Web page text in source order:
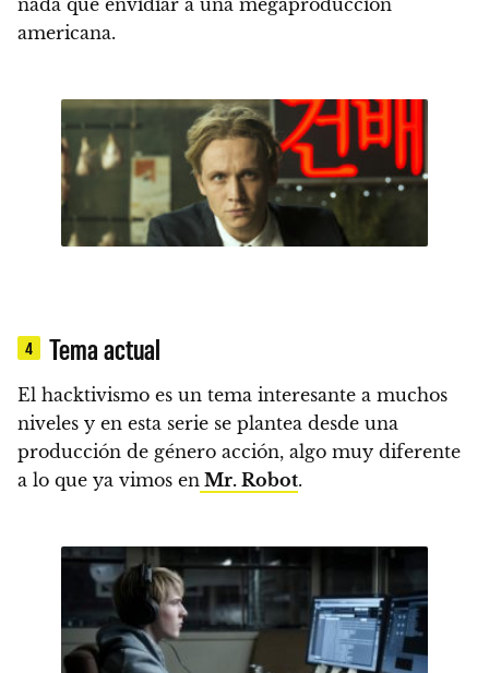
nada que envidiar a una megaproducción
americana.
4 Tema actual
El hacktivismo es un tema interesante a muchos
niveles y en esta serie se plantea desde una
producción de género acción, algo muy diferente
a lo que ya vimos en Mr. Robot.